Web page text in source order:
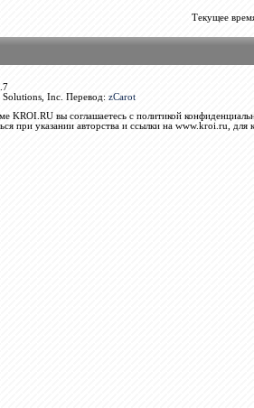
Текущее
Inc. Перевод: zCarot
вы соглашаетесь с политикой
при указании авторства и ссылки на www.kroi.ru, для